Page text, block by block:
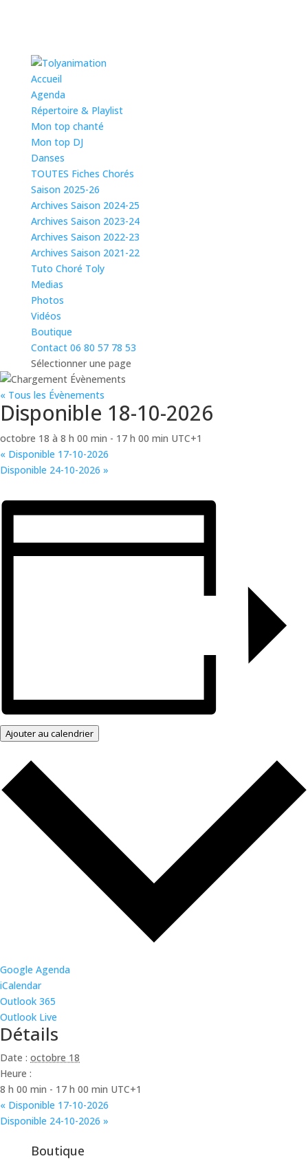
Accueil
Agenda
Répertoire & Playlist
Mon top chanté
Mon top DJ
Danses
TOUTES Fiches Chorés
Saison 2025-26
Archives Saison 2024-25
Archives Saison 2023-24
Archives Saison 2022-23
Archives Saison 2021-22
Tuto Choré Toly
Medias
Photos
Vidéos
Boutique
Contact 06 80 57 78 53
Sélectionner une page
« Tous les Évènements
Disponible 18-10-2026
octobre 18 à 8 h 00 min - 17 h 00 min UTC+1
« Disponible 17-10-2026
Disponible 24-10-2026 »
Ajouter au calendrier
Google Agenda
iCalendar
Outlook 365
Outlook Live
Détails
Date : octobre 18
Heure :
8 h 00 min - 17 h 00 min UTC+1
« Disponible 17-10-2026
Disponible 24-10-2026 »
Boutique